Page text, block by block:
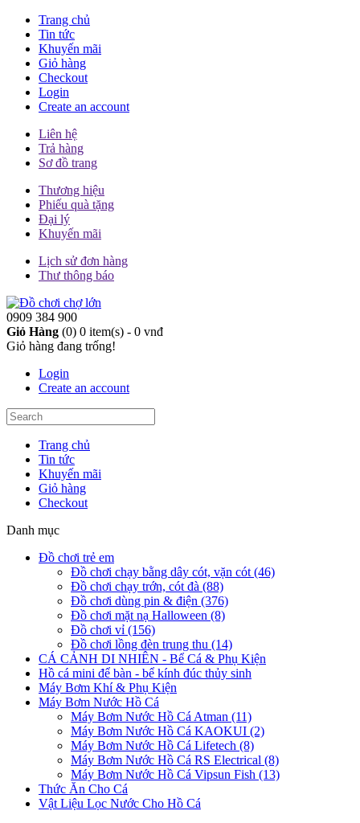
Trang chủ
Tin tức
Khuyến mãi
Giỏ hàng
Checkout
Login
Create an account
Liên hệ
Trả hàng
Sơ đồ trang
Thương hiệu
Phiếu quà tặng
Đại lý
Khuyến mãi
Lịch sử đơn hàng
Thư thông báo
0909 384 900
Giỏ Hàng (0) 0 item(s) - 0 vnđ
Giỏ hàng đang trống!
Login
Create an account
Trang chủ
Tin tức
Khuyến mãi
Giỏ hàng
Checkout
Danh mục
Đồ chơi trẻ em
Đồ chơi chạy bằng dây cót, vặn cót (46)
Đồ chơi chạy trớn, cót đà (88)
Đồ chơi dùng pin & điện (376)
Đồ chơi mặt nạ Halloween (8)
Đồ chơi vỉ (156)
Đồ chơi lồng đèn trung thu (14)
CÁ CẢNH DI NHIÊN - Bể Cá & Phụ Kiện
Hồ cá mini để bàn - bể kính đúc thủy sinh
Máy Bơm Khí & Phụ Kiện
Máy Bơm Nước Hồ Cá
Máy Bơm Nước Hồ Cá Atman (11)
Máy Bơm Nước Hồ Cá KAOKUI (2)
Máy Bơm Nước Hồ Cá Lifetech (8)
Máy Bơm Nước Hồ Cá RS Electrical (8)
Máy Bơm Nước Hồ Cá Vipsun Fish (13)
Thức Ăn Cho Cá
Vật Liệu Lọc Nước Cho Hồ Cá